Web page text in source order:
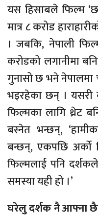
यस हिसाबले फिल्म
मात्र ८ करोड
। जबकि, नेपाली
करोडको लगानीमा
गुनासो छ भने नेपालमा
भइरहेका छन् । यसरी
फिल्मका लागि थ्रेट
बस्नेत भन्छन्,
बन्छन्, एकपछि अर्को
फिल्मलाई पनि
समस्या यही हो ।’
घरेलु दर्शक नै आफ्ना